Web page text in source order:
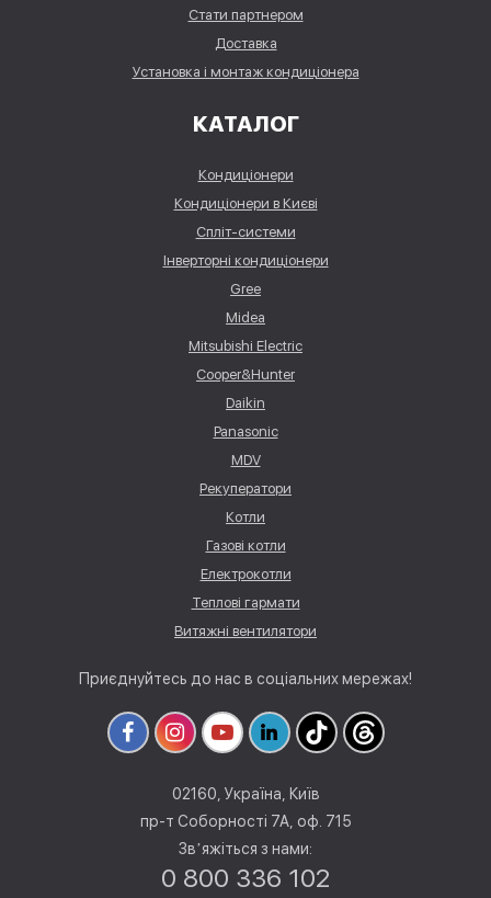
Стати партнером
Доставка
Установка і монтаж кондиціонера
КАТАЛОГ
Кондиціонери
Кондиціонери в Києві
Спліт-системи
Інверторні кондиціонери
Gree
Midea
Mitsubishi Electric
Cooper&Hunter
Daikin
Panasonic
MDV
Рекуператори
Котли
Газові котли
Електрокотли
Теплові гармати
Витяжні вентилятори
Приєднуйтесь до нас в соціальних мережах!
02160, Україна, Київ
пр-т Соборності 7А, оф. 715
Звʼяжіться з нами:
0 800 336 102